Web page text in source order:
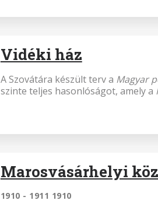
Vidéki ház
A Szovátára készült terv a Magyar
szinte teljes hasonlóságot, amely a
Marosvásárhelyi
1910 - 1911 1910